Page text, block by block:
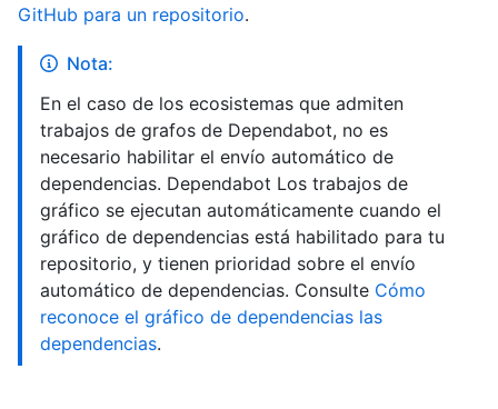
GitHub para un repositorio.
Nota:
En el caso de los ecosistemas que admiten
trabajos de grafos de Dependabot, no es
necesario habilitar el envío automático de
dependencias. Dependabot Los trabajos de
gráfico se ejecutan automáticamente cuando el
gráfico de dependencias está habilitado para tu
repositorio, y tienen prioridad sobre el envío
automático de dependencias. Consulte Cómo
reconoce el gráfico de dependencias las
dependencias.